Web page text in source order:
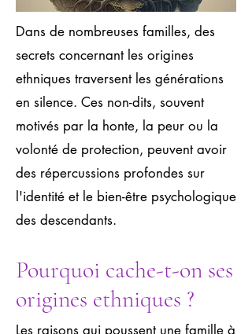
Dans de nombreuses familles, des
secrets concernant les origines
ethniques traversent les générations
en silence. Ces non-dits, souvent
motivés par la honte, la peur ou la
volonté de protection, peuvent avoir
des répercussions profondes sur
l'identité et le bien-être psychologique
des descendants.
Pourquoi cache-t-on ses
origines ethniques ?
Les raisons qui poussent une famille à